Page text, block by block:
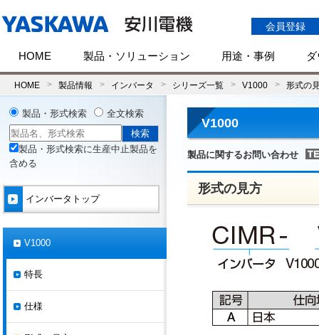
会員登録
HOME 製品・ソリューション 用途・事例
HOME 製品情報 インバータ シリーズ一覧 V1000 形式の
V1000
製品に関するお問い合わせ
形式の見方
製品・形式検索 全文検索
製品・形式検索に生産中止製品を
含める
インバータトップ
V1000
特長
仕様